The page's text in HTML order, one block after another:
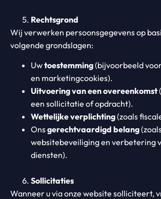
Rechtsgrond
Wij verwerken persoonsgegevens op
volgende grondslagen:
Uwtoestemming(bijvoorbeeld
en marketingcookies).
Uitvoering van een overeenkomst
een sollicitatie of opdracht).
Wettelijke verplichting(zoals
Onsgerechtvaardigd belang
websitebeveiliging en verbetering
diensten).
Sollicitaties
Wanneer u via onze website solliciteert,